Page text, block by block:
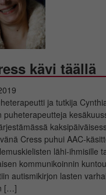
kävi täällä
ja tutkija
puheterapeutteja
Cress puhui AAC-
lähi-ihmisille
kommunikoinnin
autismikirjon lasten
[…]